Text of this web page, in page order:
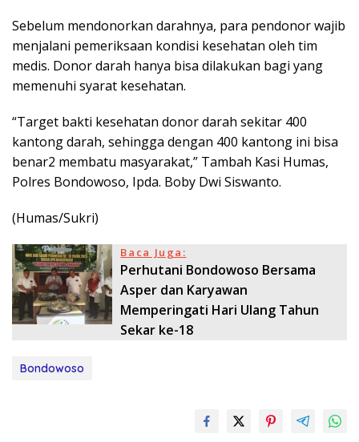
Sebelum mendonorkan darahnya, para pendonor wajib
menjalani pemeriksaan kondisi kesehatan oleh tim
medis. Donor darah hanya bisa dilakukan bagi yang
memenuhi syarat kesehatan.
“Target bakti kesehatan donor darah sekitar 400
kantong darah, sehingga dengan 400 kantong ini bisa
benar2 membatu masyarakat,” Tambah Kasi Humas,
Polres Bondowoso, Ipda. Boby Dwi Siswanto.
(Humas/Sukri)
Baca Juga:
Perhutani Bondowoso Bersama
Asper dan Karyawan
Memperingati Hari Ulang Tahun
Sekar ke-18
Bondowoso